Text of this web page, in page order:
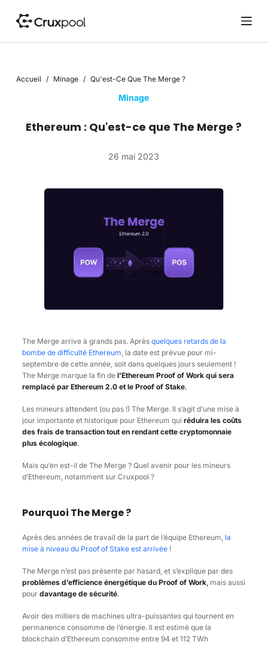
s
Accueil / Minage / Qu'est-Ce Que The Merge ?
Minage
Ethereum : Qu'est-ce que The Merge ?
26 mai 2023
The Merge arrive à grands pas. Après quelques retards de la
bombe de difficulté Ethereum, la date est prévue pour mi-
septembre de cette année, soit dans quelques jours seulement !
The Merge marque la fin de l’Ethereum Proof of Work qui sera
remplacé par Ethereum 2.0 et le Proof of Stake.
Les mineurs attendent (ou pas !) The Merge. Il s’agit d’une mise à
jour importante et historique pour Ethereum qui réduira les coûts
des frais de transaction tout en rendant cette cryptomonnaie
plus écologique.
Mais qu’en est-il de The Merge ? Quel avenir pour les mineurs
d’Ethereum, notamment sur Cruxpool ?
Pourquoi The Merge ?
Après des années de travail de la part de l’équipe Ethereum, la
mise à niveau du Proof of Stake est arrivée!
The Merge n’est pas présente par hasard, et s’explique par des
problèmes d’efficience énergétique du Proof of Work,mais aussi
pour davantage de sécurité.
Avoir des milliers de machines ultra-puissantes qui tournent en
permanence consomme de l’énergie. Il est estimé que la
blockchain d’Ethereum consomme entre 94 et 112 TWh